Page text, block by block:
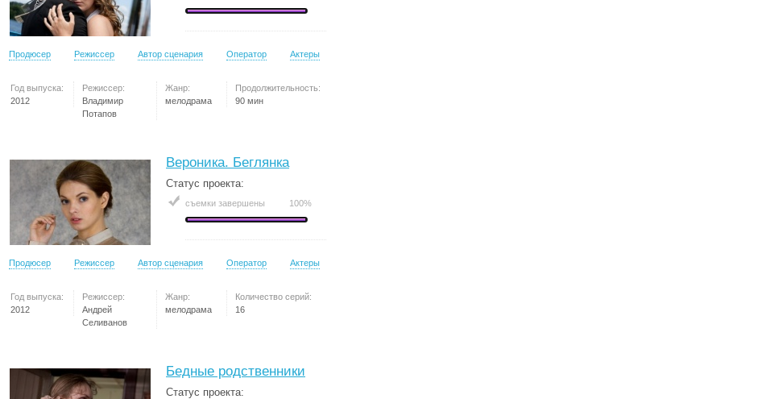
Продюсер Режиссер Автор сценария Оператор Актеры
Год выпуска:
2012
Режиссер:
Владимир
Потапов
Жанр:
мелодрама
Продолжительность:
90 мин
Вероника. Беглянка
Статус проекта:
съемки завершены 100%
Продюсер Режиссер Автор сценария Оператор Актеры
Год выпуска:
2012
Режиссер:
Андрей
Селиванов
Жанр:
мелодрама
Количество серий:
16
Бедные родственники
Статус проекта: